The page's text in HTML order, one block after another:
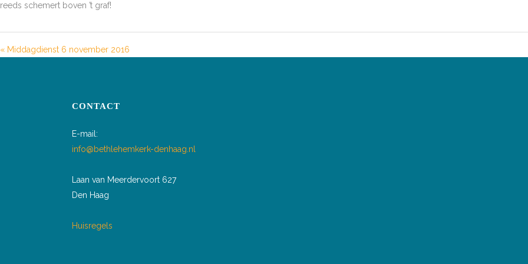
reeds schemert boven ’t graf!
« Middagdienst 6 november 2016
CONTACT
E-mail:
info@bethlehemkerk-denhaag.nl
Laan van Meerdervoort 627
Den Haag
Huisregels